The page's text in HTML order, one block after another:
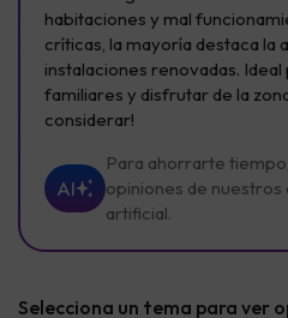
habitaciones y mal
críticas, la mayoría destaca la
instalaciones renovadas.
familiares y disfrutar de la
considerar!
AI
Para ahorrarte
opiniones de
artificial.
Selecciona un tema para ver